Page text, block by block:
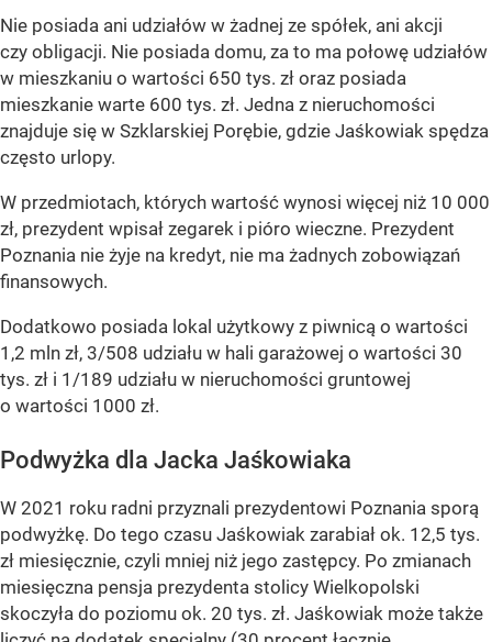
Nie posiada ani udziałów w żadnej ze spółek, ani akcji
czy obligacji. Nie posiada domu, za to ma połowę udziałów
w mieszkaniu o wartości 650 tys. zł oraz posiada
mieszkanie warte 600 tys. zł. Jedna z nieruchomości
znajduje się w Szklarskiej Porębie, gdzie Jaśkowiak spędza
często urlopy.
W przedmiotach, których wartość wynosi więcej niż 10 000
zł, prezydent wpisał zegarek i pióro wieczne. Prezydent
Poznania nie żyje na kredyt, nie ma żadnych zobowiązań
finansowych.
Dodatkowo posiada lokal użytkowy z piwnicą o wartości
1,2 mln zł, 3/508 udziału w hali garażowej o wartości 30
tys. zł i 1/189 udziału w nieruchomości gruntowej
o wartości 1000 zł.
Podwyżka dla Jacka Jaśkowiaka
W 2021 roku radni przyznali prezydentowi Poznania sporą
podwyżkę. Do tego czasu Jaśkowiak zarabiał ok. 12,5 tys.
zł miesięcznie, czyli mniej niż jego zastępcy. Po zmianach
miesięczna pensja prezydenta stolicy Wielkopolski
skoczyła do poziomu ok. 20 tys. zł. Jaśkowiak może także